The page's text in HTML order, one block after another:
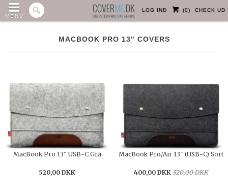
MENU
LOG IND (0) CHECK UD
MACBOOK PRO 13" COVERS
MacBook Pro 13" USB-C Grå
520,00 DKK
MacBook Pro/Air 13" (USB-C) Sort
400,00 DKK 520,00 DKK